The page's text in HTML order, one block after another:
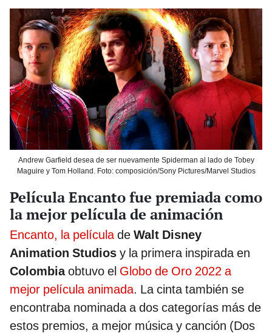
Andrew Garfield desea de ser nuevamente Spiderman al lado de Tobey
Maguire y Tom Holland. Foto: composición/Sony Pictures/Marvel Studios
Película Encanto fue premiada como
la mejor película de animación
Encanto, la películade Walt Disney
Animation Studios y la primera inspirada en
Colombiaobtuvo el Globo de Oro 2022 a
mejor película animada. La cinta también se
encontraba nominada a dos categorías más de
estos premios, a mejor música y canción (Dos